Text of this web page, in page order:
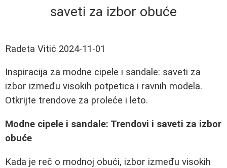
saveti za izbor obuće
Radeta Vitić 2024-11-01
Inspiracija za modne cipele i sandale: saveti za
izbor između visokih potpetica i ravnih modela.
Otkrijte trendove za proleće i leto.
Modne cipele i sandale: Trendovi i saveti za izbor
obuće
Kada je reč o modnoj obući, izbor između visokih